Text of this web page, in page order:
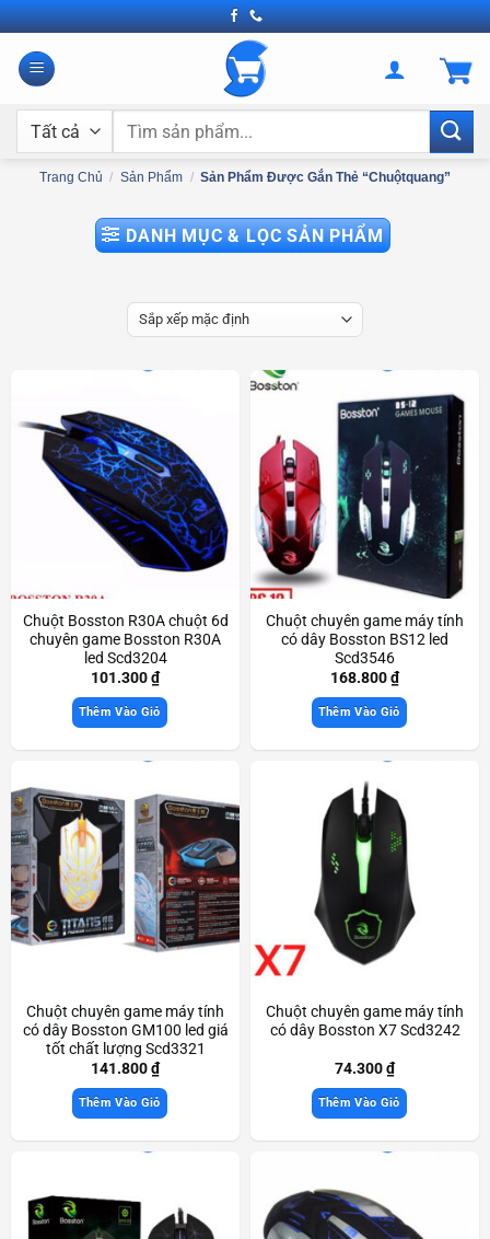
Bỏ
qua
nội
Tìm
Trang Chủ / Sản Phẩm / Sản Phẩm Được Gắn Thẻ “chuộtquang”
DANH MỤC & LỌC SẢN PHẨM
Chuột Bosston R30A chuột 6d
chuyên game Bosston R30A
led Scd3204
101.300₫
Thêm Vào Giỏ
Chuột chuyên game máy tính
có dây Bosston BS12 led
Scd3546
168.800₫
Thêm Vào Giỏ
Chuột chuyên game máy tính
có dây Bosston GM100 led giá
tốt chất lượng Scd3321
141.800₫
Thêm Vào Giỏ
Chuột chuyên game máy tính
có dây Bosston X7 Scd3242
74.300₫
Thêm Vào Giỏ